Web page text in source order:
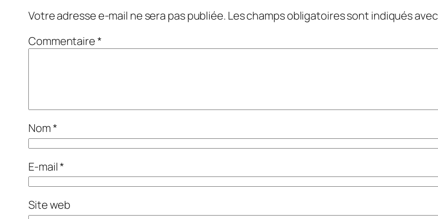
Votre adresse e-mail ne sera pas publiée. Les champs obligatoires sont indiqués
Commentaire*
Nom*
E-mail*
Site web